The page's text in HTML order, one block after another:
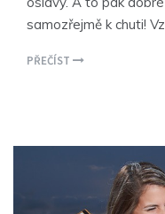
samozřejmě k chuti!
PŘEČÍST